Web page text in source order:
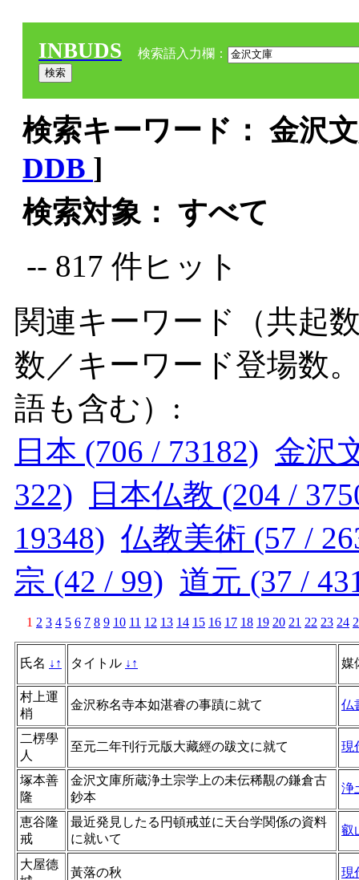
INBUDS 検索語入力欄：
検索キーワード： 金沢
DDB ]
検索対象： すべて
-- 817 件ヒット
関連キーワード（共起
数／キーワード登場数
語も含む）:
日本 (706 / 73182) 金沢
322)
日本仏教 (204 /
19348) 仏教美術 (57 /
宗 (42 / 99) 道元 (37 /
1 2 3 4 5 6 7 8 9 10 11 12 13 14 15 16 17 18 19 20 21 22 23 24
氏名 ↓ ↑ タイトル ↓ ↑ 媒
村上運
梢
金沢称名寺本如湛睿の事蹟に就て 仏
二楞學
人
至元二年刊行元版大藏經の跋文に就て 現
塚本善
隆
金沢文庫所蔵浄土宗学上の未伝稀覯の鎌倉古
鈔本
浄
恵谷隆
戒
最近発見したる円頓戒並に天台学関係の資料
に就いて
叡
大屋德
黃落の秋 現